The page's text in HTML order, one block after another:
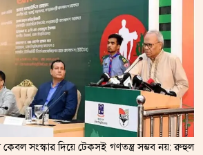
কেবল সংস্কার দিয়ে টেকসই গণতন্ত্র সম্ভব নয়: রুহুল